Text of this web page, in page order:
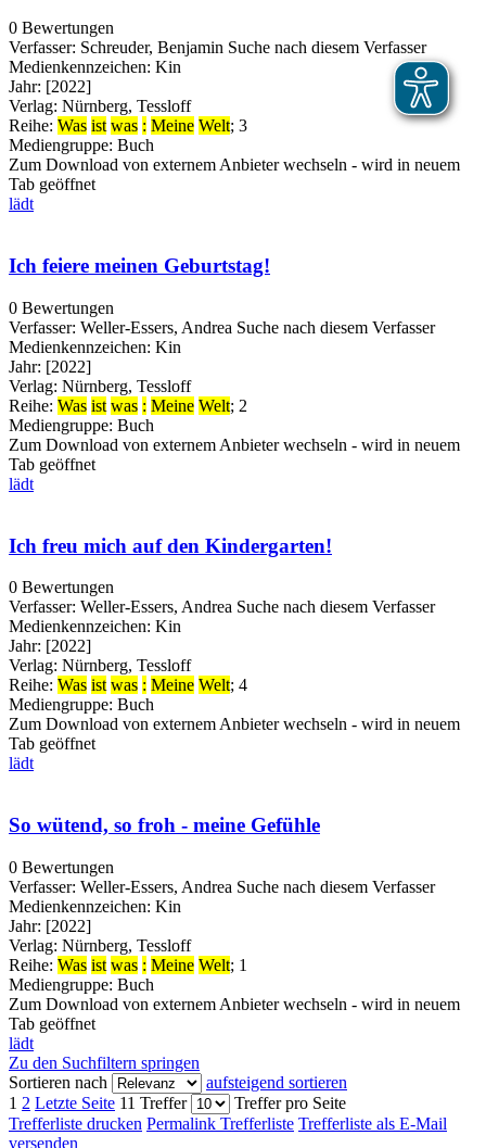
0 Bewertungen
Verfasser: Schreuder, Benjamin Suche nach diesem Verfasser
Medienkennzeichen: Kin
Jahr: [2022]
Verlag: Nürnberg, Tessloff
Reihe: Was ist was : Meine Welt; 3
Mediengruppe: Buch
Zum Download von externem Anbieter wechseln - wird in neuem
Tab geöffnet
lädt
Ich feiere meinen Geburtstag!
0 Bewertungen
Verfasser: Weller-Essers, Andrea Suche nach diesem Verfasser
Medienkennzeichen: Kin
Jahr: [2022]
Verlag: Nürnberg, Tessloff
Reihe: Was ist was : Meine Welt; 2
Mediengruppe: Buch
Zum Download von externem Anbieter wechseln - wird in neuem
Tab geöffnet
lädt
Ich freu mich auf den Kindergarten!
0 Bewertungen
Verfasser: Weller-Essers, Andrea Suche nach diesem Verfasser
Medienkennzeichen: Kin
Jahr: [2022]
Verlag: Nürnberg, Tessloff
Reihe: Was ist was : Meine Welt; 4
Mediengruppe: Buch
Zum Download von externem Anbieter wechseln - wird in neuem
Tab geöffnet
lädt
So wütend, so froh - meine Gefühle
0 Bewertungen
Verfasser: Weller-Essers, Andrea Suche nach diesem Verfasser
Medienkennzeichen: Kin
Jahr: [2022]
Verlag: Nürnberg, Tessloff
Reihe: Was ist was : Meine Welt; 1
Mediengruppe: Buch
Zum Download von externem Anbieter wechseln - wird in neuem
Tab geöffnet
lädt
Zu den Suchfiltern springen
Sortieren nach
aufsteigend sortieren
1 2 Letzte Seite 11 Treffer
Treffer pro Seite
Trefferliste drucken Permalink Trefferliste Trefferliste als E-Mail
versenden